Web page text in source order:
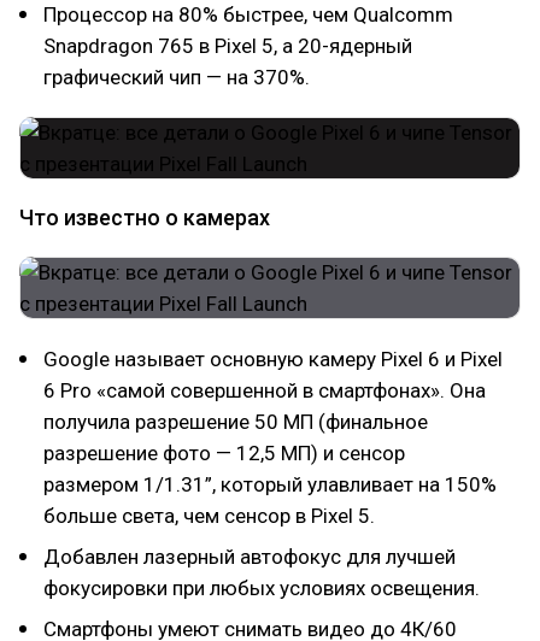
Процессор на 80% быстрее, чем Qualcomm
Snapdragon 765 в Pixel 5, а 20-ядерный
графический чип — на 370%.
Что известно о камерах
Google называет основную камеру Pixel 6 и Pixel
6 Pro «самой совершенной в смартфонах». Она
получила разрешение 50 МП (финальное
разрешение фото — 12,5 МП) и сенсор
размером 1/1.31”, который улавливает на 150%
больше света, чем сенсор в Pixel 5.
Добавлен лазерный автофокус для лучшей
фокусировки при любых условиях освещения.
Смартфоны умеют снимать видео до 4К/60